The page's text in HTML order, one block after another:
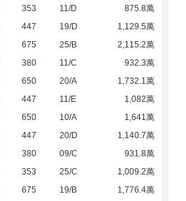
353 11/D
875.8萬
447 19/D
1,129.5萬
675 25/B
2,115.2萬
380 11/C
932.3萬
650 20/A
1,732.1萬
447 11/E
1,082萬
650 10/A
1,641萬
447 20/D
1,140.7萬
380 09/C
931.8萬
353 25/C
1,009.2萬
675 19/B 1,776.4萬